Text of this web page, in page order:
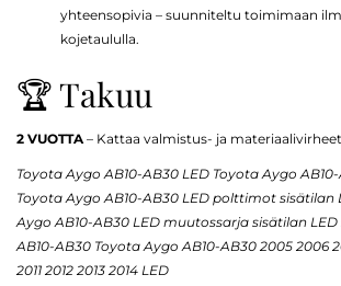
yhteensopivia – suunniteltu toimimaan
kojetaululla.
🏆 Takuu
2 VUOTTA – Kattaa valmistus- ja
Toyota Aygo AB10-AB30 LED Toyota Aygo
Toyota Aygo AB10-AB30 LED polttimot sisätilan
Aygo AB10-AB30 LED muutossarja sisätilan
AB10-AB30 Toyota Aygo AB10-AB30 2005 2006
2011 2012 2013 2014 LED